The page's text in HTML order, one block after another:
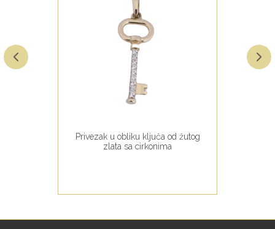
Privezak u obliku ključa od žutog
zlata sa cirkonima